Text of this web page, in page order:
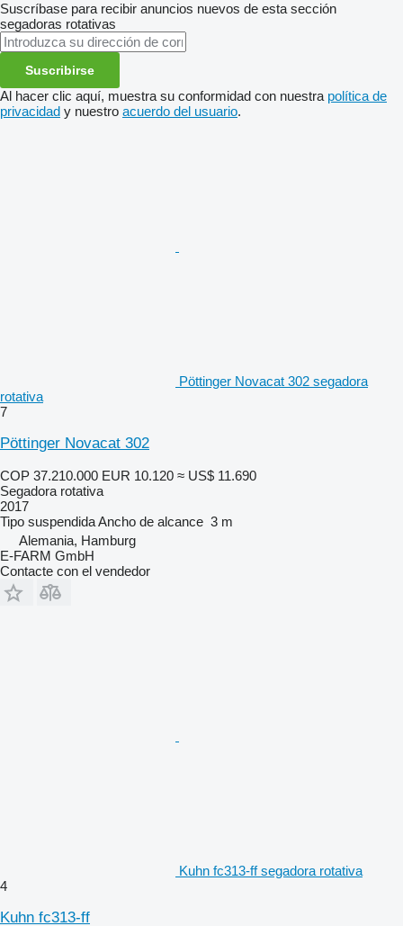
Suscríbase para recibir anuncios nuevos de esta sección
segadoras rotativas
Suscribirse
Al hacer clic aquí, muestra su conformidad con nuestra política de
privacidad y nuestro acuerdo del usuario.
Pöttinger Novacat 302 segadora
rotativa
7
Pöttinger Novacat 302
COP 37.210.000 EUR 10.120 ≈ US$ 11.690
Segadora rotativa
2017
Tipo suspendidaAncho de alcance 3 m
Alemania, Hamburg
E-FARM GmbH
Contacte con el vendedor
Kuhn fc313-ff segadora rotativa
4
Kuhn fc313-ff